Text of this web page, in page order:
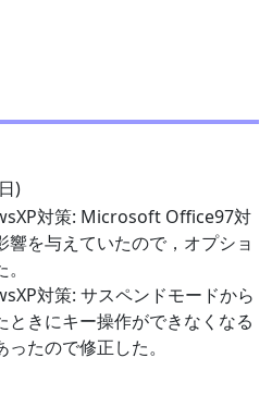
)
対策: Microsoft Office97対
響を与えていたので，オプショ
対策: サスペンドモードから
ときにキー操作ができなくなる
ったので修正した。